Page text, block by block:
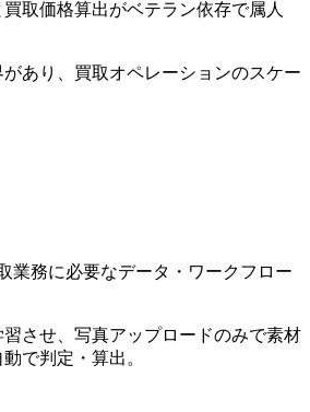
取価格算出がベテラン依存で属人
あり、買取オペレーションのスケー
業務に必要なデータ・ワークフロー
させ、写真アップロードのみで素材
で判定・算出。